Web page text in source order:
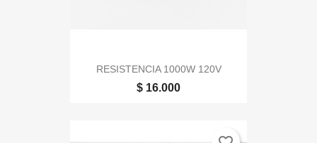
RESISTENCIA 1000W 120V
$ 16.000